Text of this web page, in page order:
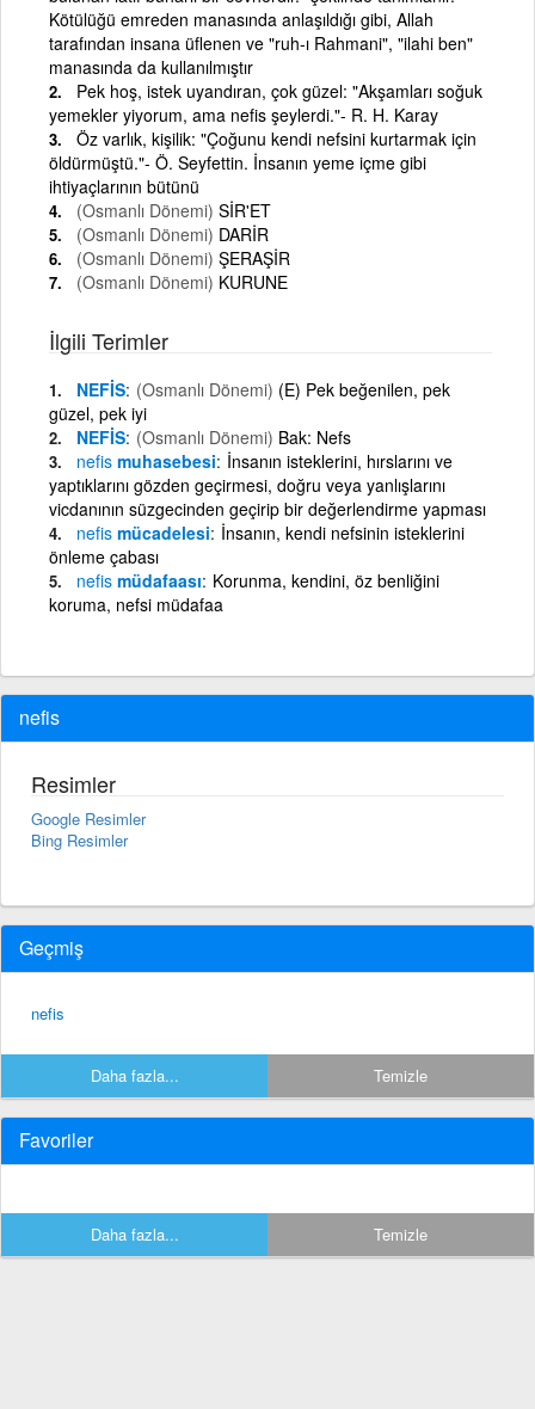
Kötülüğü emreden manasında anlaşıldığı gibi, Allah
tarafından insana üflenen ve "ruh-ı Rahmani", "ilahi ben"
manasında da kullanılmıştır
Pek hoş, istek uyandıran, çok güzel: "Akşamları soğuk
yemekler yiyorum, ama nefis şeylerdi."- R. H. Karay
Öz varlık, kişilik: "Çoğunu kendi nefsini kurtarmak için
öldürmüştü."- Ö. Seyfettin. İnsanın yeme içme gibi
ihtiyaçlarının bütünü
(Osmanlı Dönemi) SİR'ET
(Osmanlı Dönemi) DARİR
(Osmanlı Dönemi) ŞERAŞİR
(Osmanlı Dönemi) KURUNE
İlgili Terimler
NEFİS (Osmanlı Dönemi) (E) Pek beğenilen, pek
güzel, pek iyi
NEFİS (Osmanlı Dönemi) Bak: Nefs
nefis muhasebesi İnsanın isteklerini, hırslarını ve
yaptıklarını gözden geçirmesi, doğru veya yanlışlarını
vicdanının süzgecinden geçirip bir değerlendirme yapması
nefis mücadelesi İnsanın, kendi nefsinin isteklerini
önleme çabası
nefis müdafaası Korunma, kendini, öz benliğini
koruma, nefsi müdafaa
nefis
Resimler
Google Resimler
Bing Resimler
Geçmiş
nefis
Daha fazla... Temizle
Favoriler
Daha fazla... Temizle